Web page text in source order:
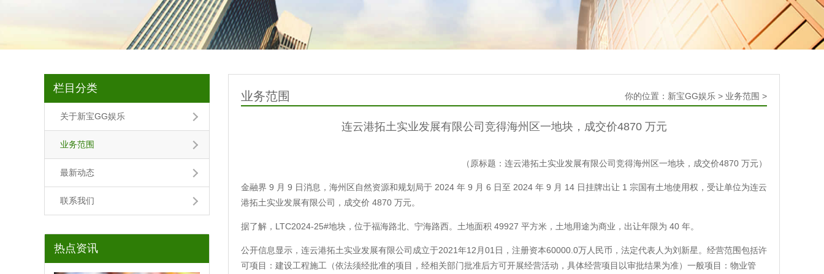
栏目分类
关于新宝GG娱乐
业务范围
最新动态
联系我们
热点资讯
业务范围 你的位置： 新宝GG娱乐 > 业务范围 >
连云港拓土实业发展有限公司竞得海州区一地块，成交价4870 万元
（原标题：连云港拓土实业发展有限公司竞得海州区一地块，成交价4870 万元）
金融界 9 月 9 日消息，海州区自然资源和规划局于 2024 年 9 月 6 日至 2024 年 9 月 14 日挂牌出让 1 宗国有土地使用权，受让单位为连云
港拓土实业发展有限公司，成交价 4870 万元。
据了解，LTC2024-25#地块，位于福海路北、宁海路西。土地面积 49927 平方米，土地用途为商业，出让年限为 40 年。
公开信息显示，连云港拓土实业发展有限公司成立于2021年12月01日，注册资本60000.0万人民币，法定代表人为刘新星。经营范围包括许
可项目：建设工程施工（依法须经批准的项目，经相关部门批准后方可开展经营活动，具体经营项目以审批结果为准）一般项目：物业管